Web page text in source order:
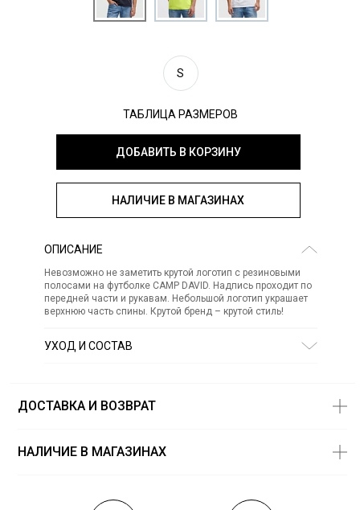
S
ТАБЛИЦА РАЗМЕРОВ
ДОБАВИТЬ В КОРЗИНУ
НАЛИЧИЕ В МАГАЗИНАХ
ОПИСАНИЕ
Невозможно не заметить крутой логотип с резиновыми
полосами на футболке CAMP DAVID. Надпись проходит по
передней части и рукавам. Небольшой логотип украшает
верхнюю часть спины. Крутой бренд – крутой стиль!
УХОД И СОСТАВ
ХИМИЧЕСКАЯ ЧИСТКА:
СУШКА:не сушить в стиральной машине
ДОСТАВКА И ВОЗВРАТ
НАЛИЧИЕ В МАГАЗИНАХ